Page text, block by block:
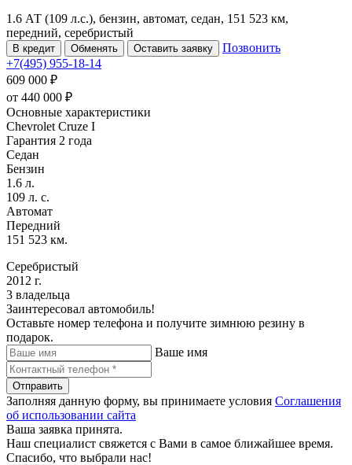
1.6 АТ (109 л.с.), бензин, автомат, седан, 151 523 км,
передний, серебристый
В кредит Обменять Оставить заявку
Позвонить
+7(495) 955-18-14
609 000 ₽
от 440 000 ₽
Основные характеристики
Chevrolet Cruze I
Гарантия 2 года
Седан
Бензин
1.6 л.
109 л. с.
Автомат
Передний
151 523 км.
Серебристый
2012 г.
3 владельца
Заинтересовал автомобиль!
Оставьте номер телефона и получите зимнюю резину в
подарок.
Ваше имя
Отправить
Заполняя данную форму, вы принимаете условия Соглашения
об использовании сайта
Ваша заявка принята.
Наш специалист свяжется с Вами в самое ближайшее время.
Спасибо, что выбрали нас!